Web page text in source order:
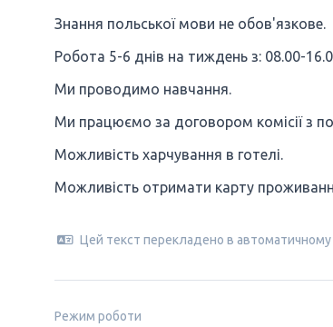
Знання польської мови не обов'язкове.
Робота 5-6 днів на тиждень з: 08.00-
Ми проводимо навчання.
Ми працюємо за договором комісії з
Можливість харчування в готелі.
Можливість отримати карту
Цей текст перекладено в
Режим роботи